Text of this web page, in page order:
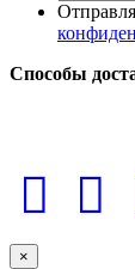
Способы
×